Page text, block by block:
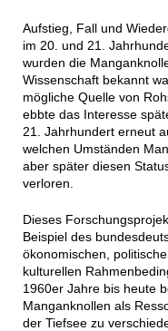
Aufstieg, Fall und
im 20. und 21.
wurden die
Wissenschaft bekannt
mögliche Quelle von
ebbte das Interesse
21. Jahrhundert erneut
welchen Umständen
aber später diesen
verloren.
Dieses
Beispiel des
ökonomischen,
kulturellen
1960er Jahre bis heute
Manganknollen als
der Tiefsee zu